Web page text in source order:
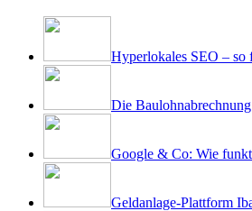
Hyperlokales SEO – so
Die
Google & Co: Wie
Geldanlage-Plattform